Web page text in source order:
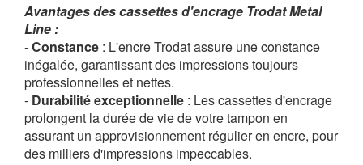
Avantages des cassettes d'encrage Trodat Metal
Line :
-Constance : L'encre Trodat assure une constance
inégalée, garantissant des impressions toujours
professionnelles et nettes.
- Durabilité exceptionnelle : Les cassettes d'encrage
prolongent la durée de vie de votre tampon en
assurant un approvisionnement régulier en encre, pour
des milliers d'impressions impeccables.